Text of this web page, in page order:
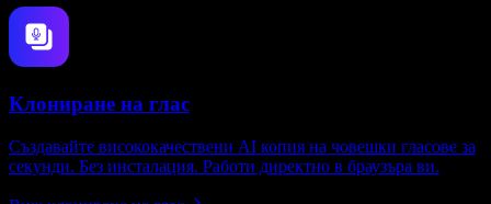
Клониране на глас
Създавайте висококачествени AI копия на човешки гласове за
секунди. Без инсталация. Работи директно в браузъра ви.